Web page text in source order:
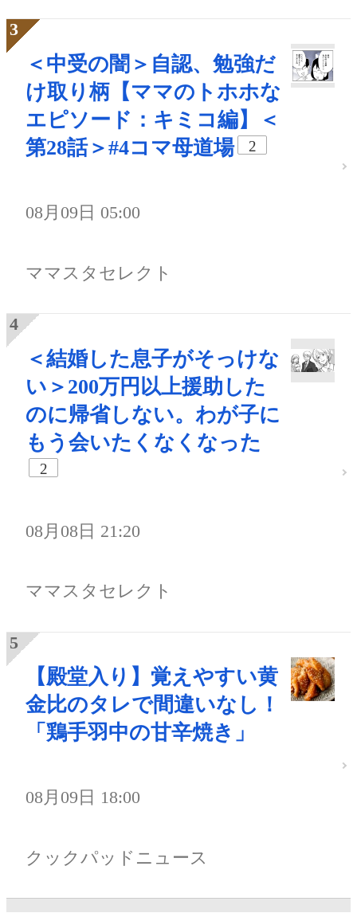
＜中受の闇＞自認、勉強だ
け取り柄【ママのトホホな
エピソード：キミコ編】＜
第28話＞#4コマ母道場
2
08月09日 05:00
ママスタセレクト
＜結婚した息子がそっけな
い＞200万円以上援助した
のに帰省しない。わが子に
もう会いたくなくなった
2
08月08日 21:20
ママスタセレクト
【殿堂入り】覚えやすい黄
金比のタレで間違いなし！
「鶏手羽中の甘辛焼き」
08月09日 18:00
クックパッドニュース